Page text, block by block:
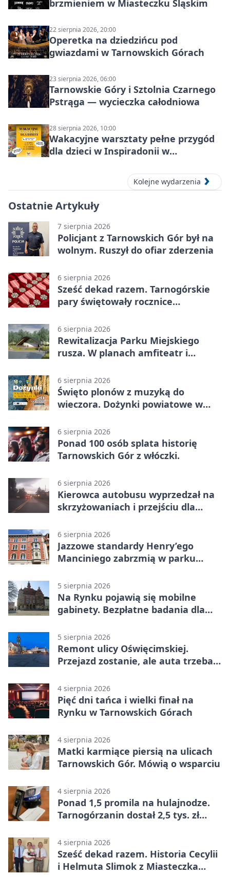
brzmieniem w Miasteczku Śląskim
22 sierpnia 2026, 20:00
Operetka na dziedzińcu pod
gwiazdami w Tarnowskich Górach
23 sierpnia 2026, 06:00
Tarnowskie Góry i Sztolnia Czarnego
Pstrąga — wycieczka całodniowa
28 sierpnia 2026, 10:00
Wakacyjne warsztaty pełne przygód
dla dzieci w Inspiradonii w
Kolejne wydarzenia
Ostatnie Artykuły
7 sierpnia 2026
Policjant z Tarnowskich Gór był na
wolnym. Ruszył do ofiar zderzenia
6 sierpnia 2026
Sześć dekad razem. Tarnogórskie
pary świętowały rocznice
6 sierpnia 2026
Rewitalizacja Parku Miejskiego
rusza. W planach amfiteatr i
6 sierpnia 2026
Święto plonów z muzyką do
wieczora. Dożynki powiatowe w
6 sierpnia 2026
Ponad 100 osób splata historię
Tarnowskich Gór z włóczki.
6 sierpnia 2026
Kierowca autobusu wyprzedzał na
skrzyżowaniach i przejściu dla
6 sierpnia 2026
Jazzowe standardy Henry’ego
Manciniego zabrzmią w parku
5 sierpnia 2026
Na Rynku pojawią się mobilne
gabinety. Bezpłatne badania dla
5 sierpnia 2026
Remont ulicy Oświęcimskiej.
Przejazd zostanie, ale auta trzeba
4 sierpnia 2026
Pięć dni tańca i wielki finał na
Rynku w Tarnowskich Górach
4 sierpnia 2026
Matki karmiące piersią na ulicach
Tarnowskich Gór. Mówią o wsparciu
4 sierpnia 2026
Ponad 1,5 promila na hulajnodze.
Tarnogórzanin dostał 2,5 tys. zł
4 sierpnia 2026
Sześć dekad razem. Historia Cecylii
i Helmuta Slimok z Miasteczka